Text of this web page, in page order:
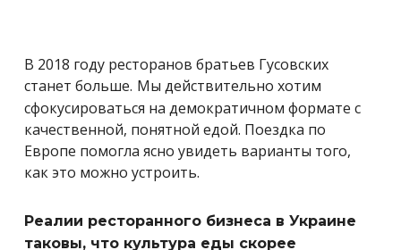
В 2018 году ресторанов братьев Гусовских
станет больше. Мы действительно хотим
сфокусироваться на демократичном формате с
качественной, понятной едой. Поездка по
Европе помогла ясно увидеть варианты того,
как это можно устроить.
Реалии ресторанного бизнеса в Украине
таковы, что культура еды скорее